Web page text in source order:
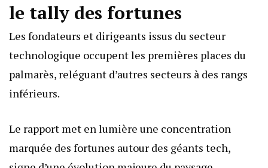
le tally des fortunes
Les fondateurs et dirigeants issus du secteur
technologique occupent les premières places du
palmarès, reléguant d’autres secteurs à des rangs
inférieurs.
Le rapport met en lumière une concentration
marquée des fortunes autour des géants tech,